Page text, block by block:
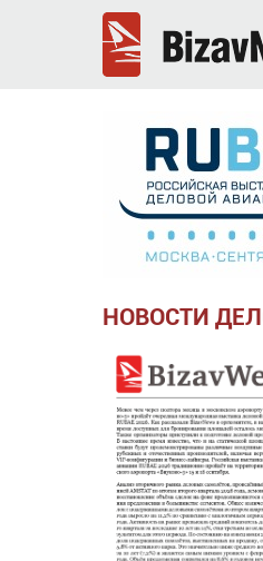
НОВОСТИ